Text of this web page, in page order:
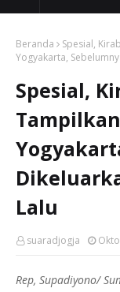
Beranda
Spesial,
Yogyakarta,
Spesial,
Lalu
suaradjogja
Rep, Supadiyono/